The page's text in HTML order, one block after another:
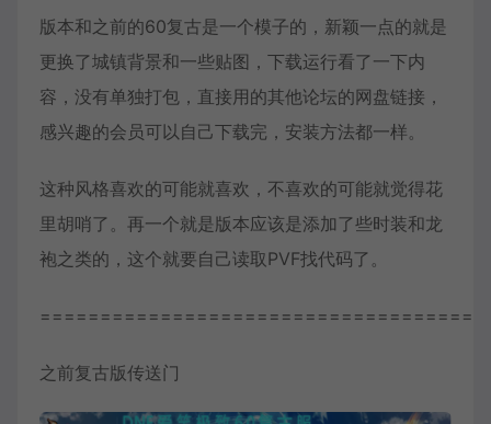
版本和之前的60复古是一个模子的，新颖一点的就是
更换了城镇背景和一些贴图，下载运行看了一下内
容，没有单独打包，直接用的其他论坛的网盘链接，
感兴趣的会员可以自己下载完，安装方法都一样。
这种风格喜欢的可能就喜欢，不喜欢的可能就觉得花
里胡哨了。再一个就是版本应该是添加了些时装和龙
袍之类的，这个就要自己读取PVF找代码了。
之前复古版传送门